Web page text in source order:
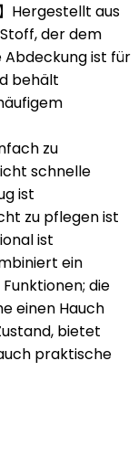
Hergestellt aus
der dem
ist für
behält
zu
schnelle
ist
zu pflegen ist
ist
ein
die
einen Hauch
bietet
praktische